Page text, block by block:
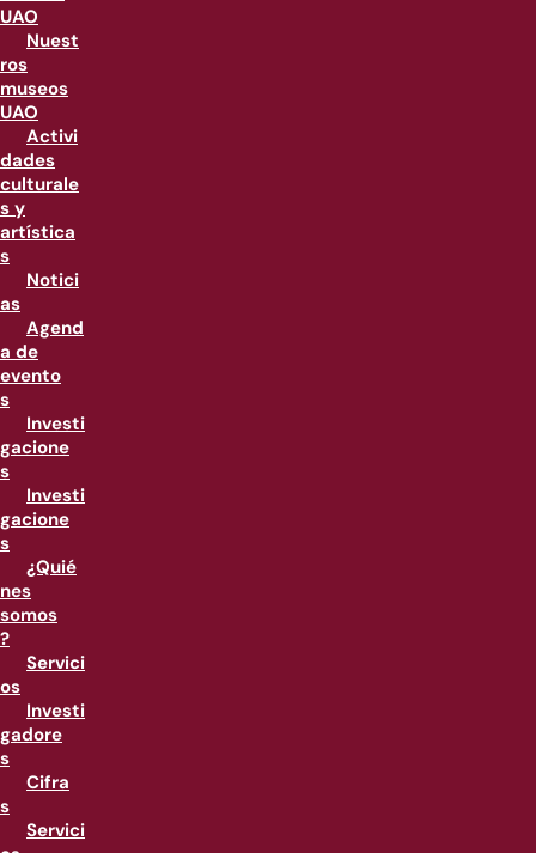
UAO
Nuest
ros
museos
UAO
Activi
dades
culturale
s y
artística
s
Notici
as
Agend
a de
evento
s
Investi
gacione
s
Investi
gacione
s
¿Quié
nes
somos
?
Servici
os
Investi
gadore
s
Cifra
s
Servici